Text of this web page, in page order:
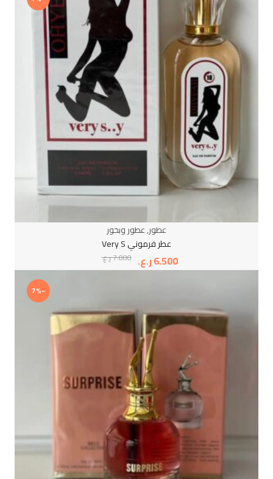
عطور,عطور وبخور
عطر فرموني Very S
7.000ر.ع. 6.500ر.ع.
-7%